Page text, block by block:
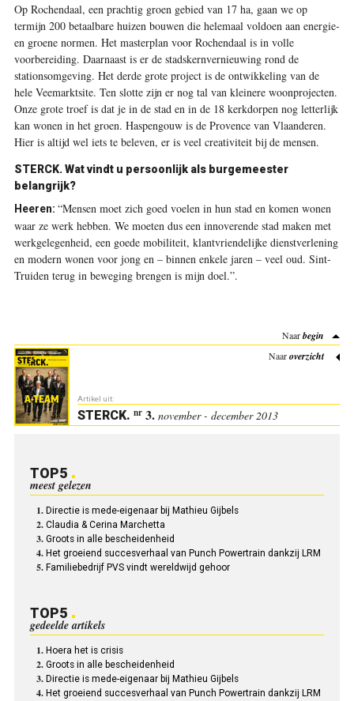
Op Rochendaal, een prachtig groen gebied van 17 ha, gaan we op
termijn 200 betaalbare huizen bouwen die helemaal voldoen aan energie-
en groene normen. Het masterplan voor Rochendaal is in volle
voorbereiding. Daarnaast is er de stadskernvernieuwing rond de
stationsomgeving. Het derde grote project is de ontwikkeling van de
hele Veemarktsite. Ten slotte zijn er nog tal van kleinere woonprojecten.
Onze grote troef is dat je in de stad en in de 18 kerkdorpen nog letterlijk
kan wonen in het groen. Haspengouw is de Provence van Vlaanderen.
Hier is altijd wel iets te beleven, er is veel creativiteit bij de mensen.
STERCK. Wat vindt u persoonlijk als burgemeester
belangrijk?
Heeren: “Mensen moet zich goed voelen in hun stad en komen wonen
waar ze werk hebben. We moeten dus een innoverende stad maken met
werkgelegenheid, een goede mobiliteit, klantvriendelijke dienstverlening
en modern wonen voor jong en – binnen enkele jaren – veel oud. Sint-
Truiden terug in beweging brengen is mijn doel.”.
Naarbegin
Naaroverzicht
Artikel uit:
STERCK. nr3. november - december 2013
TOP5
meest gelezen
Directie is mede-eigenaar bij Mathieu Gijbels
Claudia & Cerina Marchetta
Groots in alle bescheidenheid
Het groeiend succesverhaal van Punch Powertrain dankzij LRM
Familiebedrijf PVS vindt wereldwijd gehoor
TOP5
gedeelde artikels
Hoera het is crisis
Groots in alle bescheidenheid
Directie is mede-eigenaar bij Mathieu Gijbels
Het groeiend succesverhaal van Punch Powertrain dankzij LRM